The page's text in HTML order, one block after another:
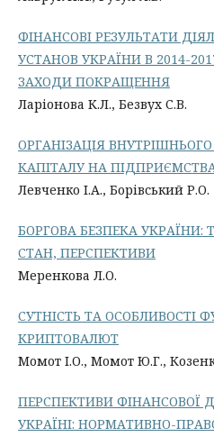
ФІНАНСОВІ РЕЗУЛЬТАТИ
УСТАНОВ УКРАЇНИ В 2014-
ЗАХОДИ ПОКРАЩЕННЯ
Ларіонова К.Л., Безвух С.В.
ОРГАНІЗАЦІЯ
КАПІТАЛУ НА
Левченко І.А., Борівський Р.О.
БОРГОВА БЕЗПЕКА УКРАЇНИ:
СТАН, ПЕРСПЕКТИВИ
Меренкова Л.О.
СУТНІСТЬ ТА ОСОБЛИВОСТІ
КРИПТОВАЛЮТ
Момот І.О., Момот Ю.Г.,
ПЕРСПЕКТИВИ ФІНАНСОВОЇ
УКРАЇНІ: НОРМАТИВНО-